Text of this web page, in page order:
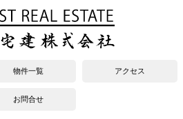
物件一覧 アクセス
お問合せ